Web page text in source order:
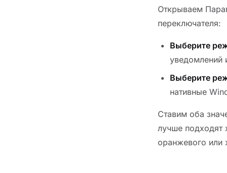
Открываем
переключателя:
Выберите
уведомлений
Выберите
нативные
Ставим оба
лучше подходят
оранжевого или